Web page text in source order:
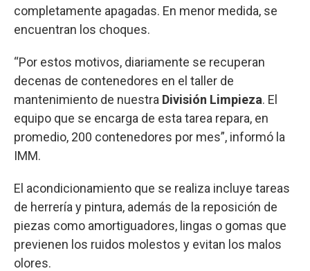
completamente apagadas. En menor medida, se
encuentran los choques.
“Por estos motivos, diariamente se recuperan
decenas de contenedores en el taller de
mantenimiento de nuestra División Limpieza. El
equipo que se encarga de esta tarea repara, en
promedio, 200 contenedores por mes”, informó la
IMM.
El acondicionamiento que se realiza incluye tareas
de herrería y pintura, además de la reposición de
piezas como amortiguadores, lingas o gomas que
previenen los ruidos molestos y evitan los malos
olores.